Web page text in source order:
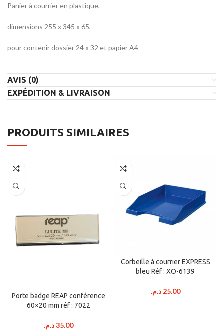
Panier à courrier en plastique,
dimensions 255 x 345 x 65,
pour contenir dossier 24 x 32 et papier A4
AVIS (0)
EXPÉDITION & LIVRAISON
PRODUITS SIMILAIRES
Porte badge REAP conférence
60×20 mm réf : 7022
35.00 د.م.
Corbeille à courrier EXPRESS
bleu Réf : XO-6139
25.00 د.م.